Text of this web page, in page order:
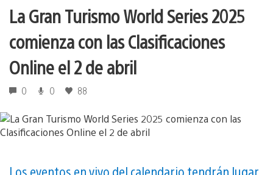
La Gran Turismo World Series 2025
comienza con las Clasificaciones
Online el 2 de abril
0 0 88
Los eventos en vivo del calendario tendrán lugar